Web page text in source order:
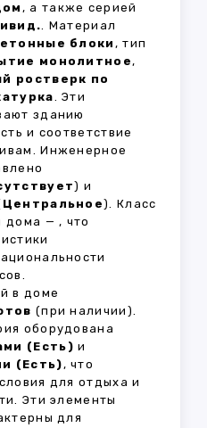
, а также серией
. Материал
блоки, тип
монолитное,
ростверк по
. Эти
зданию
и соответствие
Инженерное
) и
Центральное). Класс
дома —, что
в доме
(при наличии).
оборудована
(Есть) и
(Есть), что
для отдыха и
Эти элементы
для